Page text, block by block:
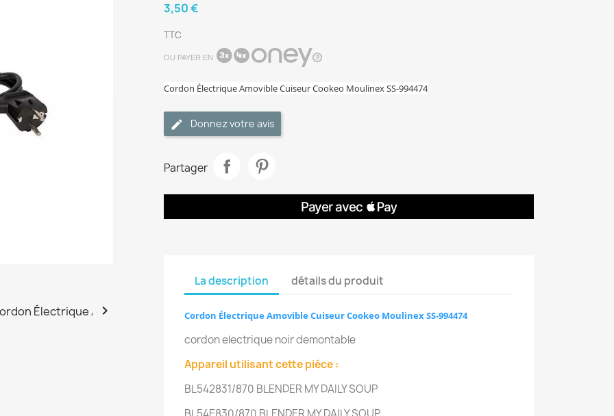

3,50 €
TTC
OU PAYER EN
Cordon Électrique Amovible Cuiseur Cookeo Moulinex SS-994474
Donnez votre avis
Partager
La description détails du produit
Cordon Électrique Amovible Cuiseur Cookeo Moulinex SS-994474
cordon electrique noir demontable
Appareil utilisant cette piéce :
BL542831/870 BLENDER MY DAILY SOUP